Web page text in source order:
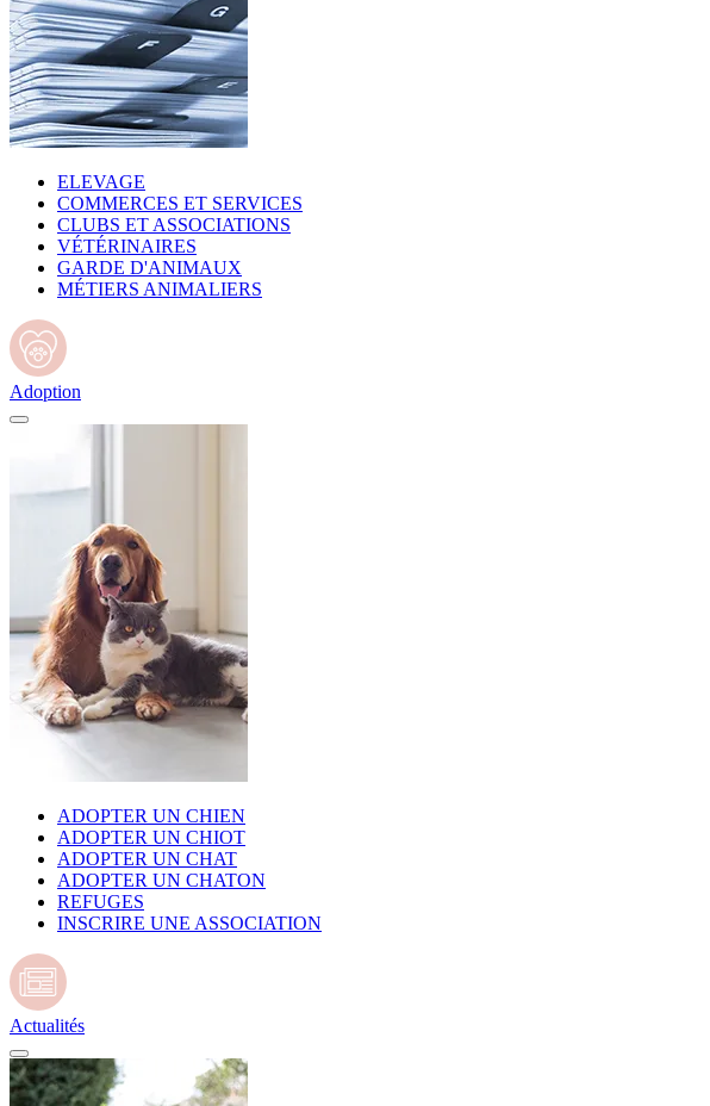
ELEVAGE
COMMERCES ET SERVICES
CLUBS ET ASSOCIATIONS
VÉTÉRINAIRES
GARDE D'ANIMAUX
MÉTIERS ANIMALIERS
Adoption
ADOPTER UN CHIEN
ADOPTER UN CHIOT
ADOPTER UN CHAT
ADOPTER UN CHATON
REFUGES
INSCRIRE UNE ASSOCIATION
Actualités